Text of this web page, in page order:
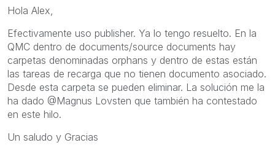
Hola Alex,
Efectivamente uso publisher. Ya lo tengo resuelto. En la
QMC dentro de documents/source documents hay
carpetas denominadas orphans y dentro de estas están
las tareas de recarga que no tienen documento asociado.
Desde esta carpeta se pueden eliminar. La solución me la
ha dado @Magnus Lovsten que también ha contestado
en este hilo.
Un saludo y Gracias